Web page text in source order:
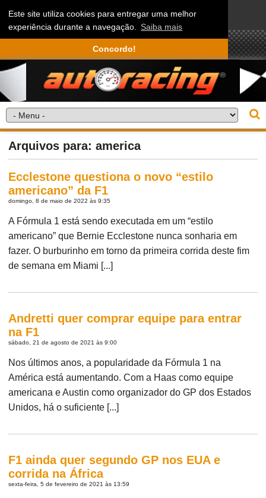
Este site utiliza cookies para entregar uma melhor
experiência durante a navegação. Saiba mais
Concordo!
Arquivos para: america
Ecclestone questiona o novo “estilo
americano” da F1
domingo, 8 de maio de 2022 às 9:35
A Fórmula 1 está sendo executada em um “estilo
americano” que Bernie Ecclestone nunca sonharia em
fazer. O burburinho em torno da primeira corrida deste fim
de semana em Miami [...]
Andretti quer comprar equipe para entrar
na F1
sábado, 21 de agosto de 2021 às 9:00
Nos últimos anos, a popularidade da Fórmula 1 na
América está aumentando. Com a Haas como equipe
americana e Austin como organizador do GP dos Estados
Unidos, há o suficiente [...]
F1 ainda quer segundo GP nos EUA e
corrida na África
sexta-feira, 5 de fevereiro de 2021 às 13:59